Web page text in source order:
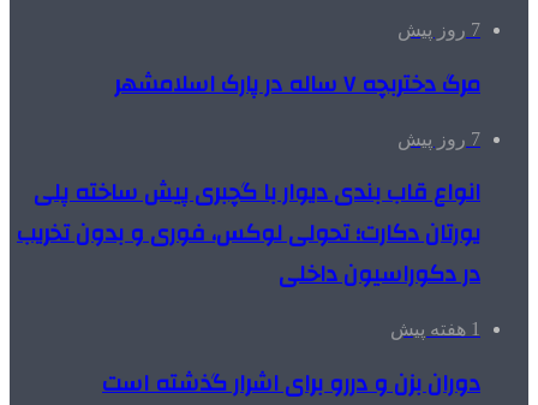
7 روز پیش
مرگ دختربچه ۷ ساله در پارک اسلامشهر
7 روز پیش
انواع قاب بندی دیوار با گچبری پیش ساخته پلی
یورتان دکارت؛ تحولی لوکس، فوری و بدون تخریب
در دکوراسیون داخلی
1 هفته پیش
دوران بزن و دررو برای اشرار گذشته است